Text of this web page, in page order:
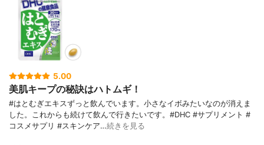
5.00
美肌キープの秘訣はハトムギ！
#はとむぎエキスずっと飲んでいます。小さなイボみたいなのが消えま
した。これからも続けて飲んで行きたいです。#DHC #サプリメント #
コスメサプリ #スキンケア…続きを見る